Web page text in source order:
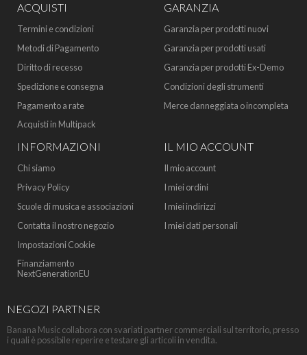
ACQUISTI
Termini e condizioni
Metodi di Pagamento
Diritto di recesso
Spedizione e consegna
Pagamento a rate
Acquisti in Multipack
GARANZIA
Garanzia per prodotti nuovi
Garanzia per prodotti usati
Garanzia per prodotti Ex-Demo
Condizioni degli strumenti
Merce danneggiata o incompleta
INFORMAZIONI
Chi siamo
Privacy Policy
Scuole di musica e associazioni
Contatta il nostro negozio
Impostazioni Cookie
Finanziamento
NextGenerationEU
IL MIO ACCOUNT
Il mio account
I miei ordini
I miei indirizzi
I miei dati personali
NEGOZI PARTNER
Banana Music collabora con svariati partner commerciali sul territorio, presso
i quali è possibile reperire e testare gli articoli in vendita.